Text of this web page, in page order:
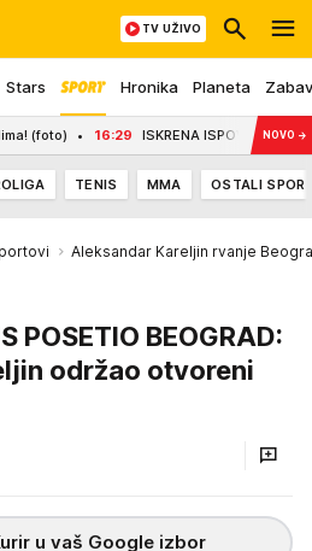
Stars Hronika Planeta
TV UŽIVO
16:29 ISKRENA ISPOVEST DARKA
NOVO →
TENIS MMA OSTALI
Aleksandar Kareljin rvanje
POSETIO BEOGRAD:
održao otvoreni
u vaš Google izbor